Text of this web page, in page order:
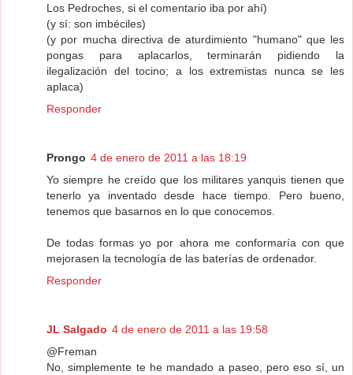
Los Pedroches, si el comentario iba por ahí)
(y sí: son imbéciles)
(y por mucha directiva de aturdimiento "humano" que les
pongas para aplacarlos, terminarán pidiendo la
ilegalización del tocino; a los extremistas nunca se les
aplaca)
Responder
Prongo 4 de enero de 2011 a las 18:19
Yo siempre he creído que los militares yanquis tienen que
tenerlo ya inventado desde hace tiempo. Pero bueno,
tenemos que basarnos en lo que conocemos.
De todas formas yo por ahora me conformaría con que
mejorasen la tecnología de las baterías de ordenador.
Responder
JL Salgado 4 de enero de 2011 a las 19:58
@Freman
No, simplemente te he mandado a paseo, pero eso sí, un